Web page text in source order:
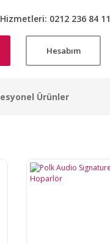
0212 236 84 11
Hesabım
Ürünler